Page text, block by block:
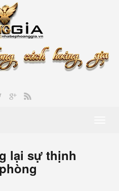
lại sự thịnh